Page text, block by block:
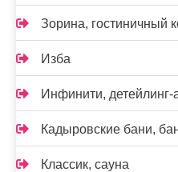
Зорина, гостиничный
Изба
Инфинити, детейлинг-
Кадыровские бани,
Классик, сауна